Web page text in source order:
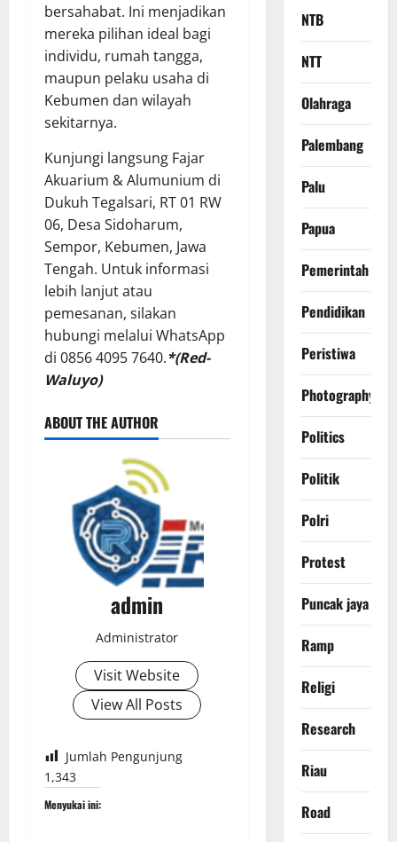
bersahabat. Ini menjadikan
mereka pilihan ideal bagi
individu, rumah tangga,
maupun pelaku usaha di
Kebumen dan wilayah
sekitarnya.
Kunjungi langsung Fajar
Akuarium & Alumunium di
Dukuh Tegalsari, RT 01 RW
06, Desa Sidoharum,
Sempor, Kebumen, Jawa
Tengah. Untuk informasi
lebih lanjut atau
pemesanan, silakan
hubungi melalui WhatsApp
di 0856 4095 7640.*(Red-
Waluyo)
ABOUT THE AUTHOR
admin
Administrator
Visit Website
View All Posts
Jumlah Pengunjung
1,343
Menyukai ini:
NTB
NTT
Olahraga
Palembang
Palu
Papua
Pemerintah
Pendidikan
Peristiwa
Photography
Politics
Politik
Polri
Protest
Puncak jaya
Ramp
Religi
Research
Riau
Road